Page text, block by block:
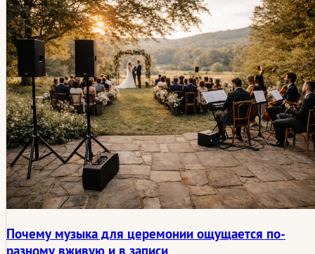
звуку в помещении. Каким должен быть вечер, когда ужин
закончится и люди начнут собираться возле танцпола.
Почему музыка для церемонии ощущается по-
разному вживую и в записи